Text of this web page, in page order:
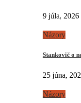
9 júla, 2026
Názory
Stankovič o
25 júna,
Názory